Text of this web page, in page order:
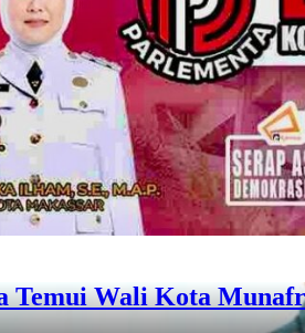
Temui Wali Kota